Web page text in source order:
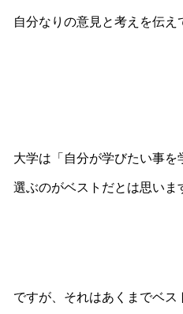
自分なりの意見と考えを伝え
大学は「自分が学びたい事を
選ぶのがベストだとは思いま
ですが、それはあくまでベス